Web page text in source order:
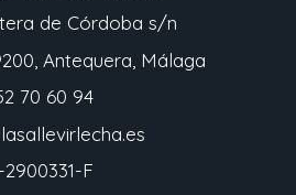
de Córdoba s/n
Antequera, Málaga
70 60 94
2900331-F